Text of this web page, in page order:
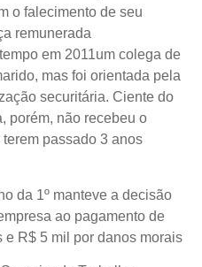
o falecimento de seu
remunerada
em 2011um colega de
mas foi orientada pela
securitária. Ciente do
porém, não recebeu o
passado 3 anos
da 1º manteve a decisão
ao pagamento de
e R$ 5 mil por danos morais